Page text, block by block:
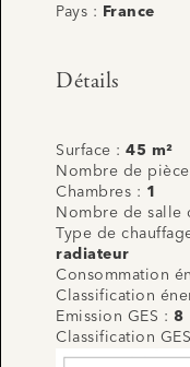
Pays :
France
Détails
Surface : 45 m²
Nombre de
Chambres : 1
Nombre de salle
Type de
radiateur
Consommation
Classification
Emission GES : 8
Classification